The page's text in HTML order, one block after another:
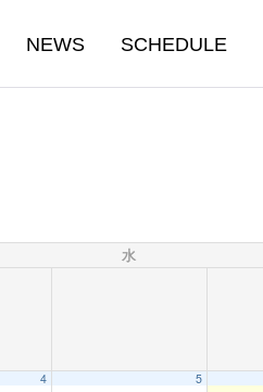
NEWS SCHEDULE
水
4 5